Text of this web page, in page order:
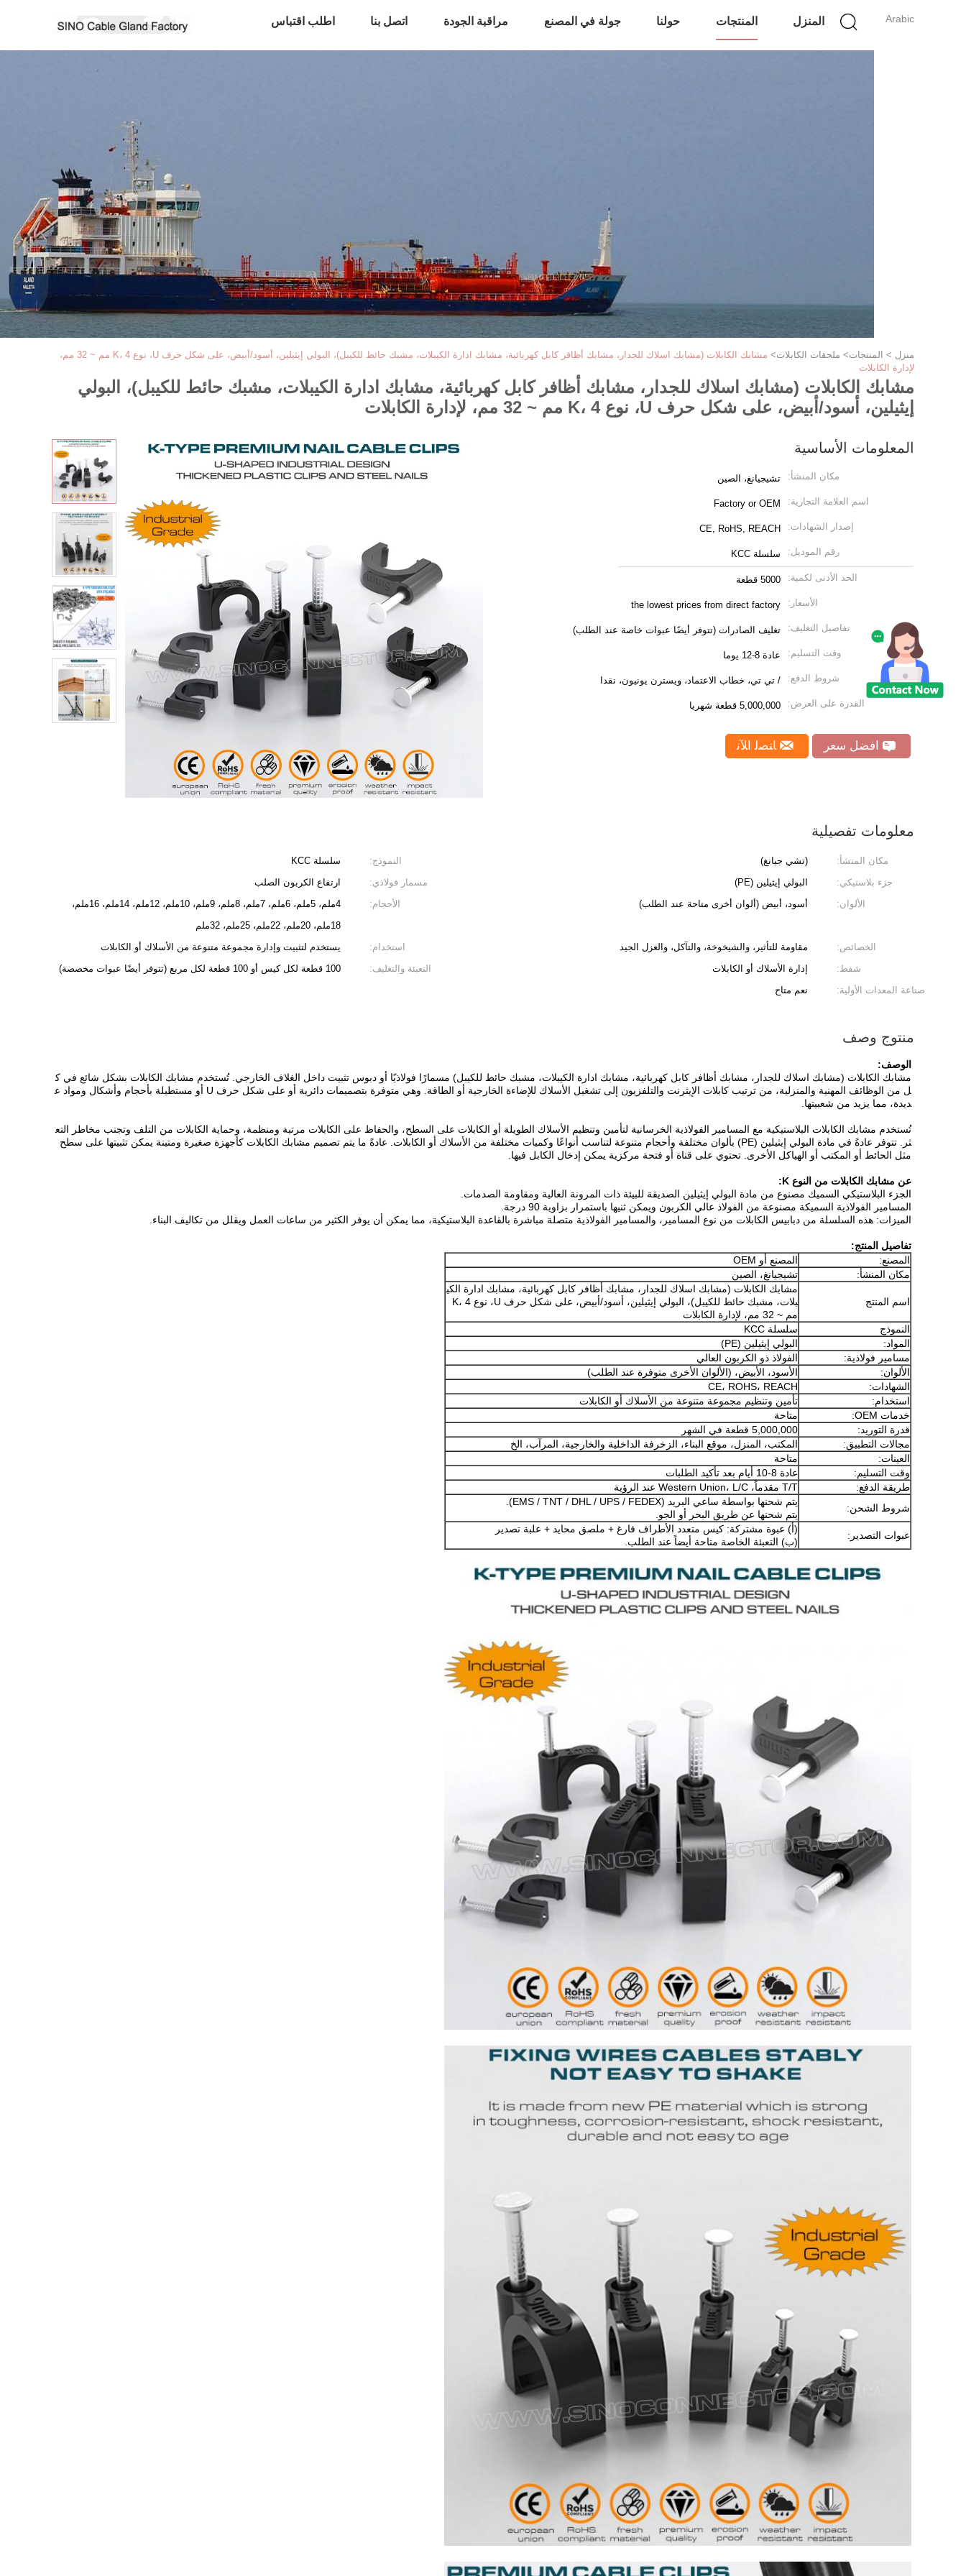
Arabic المنزل المنتجات حولنا جولة في المصنع مراقبة الجودة اتصل بنا اطلب اقتباس
منزل > المنتجات> ملحقات الكابلات>
مشابك الكابلات (مشابك اسلاك للجدار، مشابك أظافر كابل كهربائية، مشابك ادارة الكيبلات، مشبك حائط للكيبل)، البولي إيثيلين، أسود/أبيض، على شكل حرف U، نوع K، 4 مم ~ 32 مم،
لإدارة الكابلات
مشابك الكابلات (مشابك اسلاك للجدار، مشابك أظافر كابل كهربائية، مشابك ادارة الكيبلات، مشبك حائط للكيبل)، البولي
إيثيلين، أسود/أبيض، على شكل حرف U، نوع K، 4 مم ~ 32 مم، لإدارة الكابلات
المعلومات الأساسية
مكان المنشأ: تشيجيانغ، الصين
اسم العلامة التجارية: Factory or OEM
إصدار الشهادات: CE, RoHS, REACH
رقم الموديل: سلسلة KCC
الحد الأدنى لكمية: 5000 قطعة
الأسعار: the lowest prices from direct factory
تفاصيل التغليف: تغليف الصادرات (تتوفر أيضًا عبوات خاصة عند الطلب)
وقت التسليم: عادة 8-12 يوما
شروط الدفع: / تي تي، خطاب الاعتماد، ويسترن يونيون، نقدا
القدرة على العرض: 5,000,000 قطعة شهريا
افضل سعر ﺎﺘﺼﻟ ﺍﻶﻧ
معلومات تفصيلية
مكان المنشأ: (تشي جيانغ) النموذج:
سلسلة KCC
جزء بلاستيكي:
البولي إيثيلين (PE) مسمار فولاذي:
ارتفاع الكربون الصلب
الألوان:
أسود، أبيض (ألوان أخرى متاحة عند الطلب) الأحجام:
4ملم، 5ملم، 6ملم، 7ملم، 8ملم، 9ملم، 10ملم، 12ملم، 14ملم، 16ملم،
18ملم، 20ملم، 22ملم، 25ملم، 32ملم
الخصائص:
مقاومة للتأثير، والشيخوخة، والتآكل، والعزل الجيد استخدام:
يستخدم لتثبيت وإدارة مجموعة متنوعة من الأسلاك أو الكابلات
شفط:
إدارة الأسلاك أو الكابلات التعبئة والتغليف:
100 قطعة لكل كيس أو 100 قطعة لكل مربع (تتوفر أيضًا عبوات مخصصة)
صناعة المعدات الأولية:
نعم متاح
منتوج وصف
الوصف:
مشابك الكابلات (مشابك اسلاك للجدار، مشابك أظافر كابل كهربائية، مشابك ادارة الكيبلات، مشبك حائط للكيبل) مسمارًا فولاذيًا أو دبوس تثبيت داخل الغلاف الخارجي. تُستخدم مشابك الكابلات بشكل شائع في ك
ل من الوظائف المهنية والمنزلية، من ترتيب كابلات الإيثرنت والتلفزيون إلى تشغيل الأسلاك للإضاءة الخارجية أو الطاقة. وهي متوفرة بتصميمات دائرية أو على شكل حرف U أو مستطيلة بأحجام وأشكال ومواد ع
ديدة، مما يزيد من شعبيتها.
تُستخدم مشابك الكابلات البلاستيكية مع المسامير الفولاذية الخرسانية لتأمين وتنظيم الأسلاك الطويلة أو الكابلات على السطح، والحفاظ على الكابلات مرتبة ومنظمة، وحماية الكابلات من التلف وتجنب مخاطر التع
ثر. تتوفر عادةً في مادة البولي إيثيلين (PE) بألوان مختلفة وأحجام متنوعة لتناسب أنواعًا وكميات مختلفة من الأسلاك أو الكابلات. عادةً ما يتم تصميم مشابك الكابلات كأجهزة صغيرة ومتينة يمكن تثبيتها على سطح
مثل الحائط أو المكتب أو الهياكل الأخرى. تحتوي على قناة أو فتحة مركزية يمكن إدخال الكابل فيها.
عن مشابك الكابلات من النوع K:
الجزء البلاستيكي السميك مصنوع من مادة البولي إيثيلين الصديقة للبيئة ذات المرونة العالية ومقاومة الصدمات.
المسامير الفولاذية السميكة مصنوعة من الفولاذ عالي الكربون ويمكن ثنيها باستمرار بزاوية 90 درجة.
الميزات: هذه السلسلة من دبابيس الكابلات من نوع المسامير، والمسامير الفولاذية متصلة مباشرة بالقاعدة البلاستيكية، مما يمكن أن يوفر الكثير من ساعات العمل ويقلل من تكاليف البناء.
تفاصيل المنتج:
المصنع:
المصنع أو OEM
مكان المنشأ:
تشيجيانغ، الصين
اسم المنتج
مشابك الكابلات (مشابك اسلاك للجدار، مشابك أظافر كابل كهربائية، مشابك ادارة الكي
بلات، مشبك حائط للكيبل)، البولي إيثيلين، أسود/أبيض، على شكل حرف U، نوع K، 4
مم ~ 32 مم، لإدارة الكابلات
النموذج
سلسلة KCC
المواد:
البولي إيثيلين (PE)
مسامير فولاذية:
الفولاذ ذو الكربون العالي
الألوان:
الأسود، الأبيض، (الألوان الأخرى متوفرة عند الطلب)
الشهادات:
CE، ROHS، REACH
استخدام:
تأمين وتنظيم مجموعة متنوعة من الأسلاك أو الكابلات
خدمات OEM:
متاحة
قدرة التوريد:
5,000,000 قطعة في الشهر
مجالات التطبيق:
المكتب، المنزل، موقع البناء، الزخرفة الداخلية والخارجية، المرآب، الخ
العينات:
متاحة
وقت التسليم:
عادة 8-10 أيام بعد تأكيد الطلبات
طريقة الدفع:
T/T مقدماً، Western Union، L/C عند الرؤية
شروط الشحن:
يتم شحنها بواسطة ساعي البريد (EMS / TNT / DHL / UPS / FEDEX).
يتم شحنها عن طريق البحر أو الجو.
عبوات التصدير:
(أ) عبوة مشتركة: كيس متعدد الأطراف فارغ + ملصق محايد + علبة تصدير
(ب) التعبئة الخاصة متاحة أيضاً عند الطلب.